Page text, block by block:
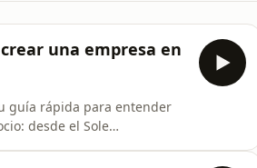
una empresa en
guía rápida para entender
desde el Sole